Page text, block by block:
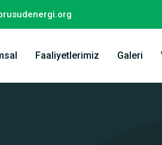
Faaliyetlerimiz Galeri